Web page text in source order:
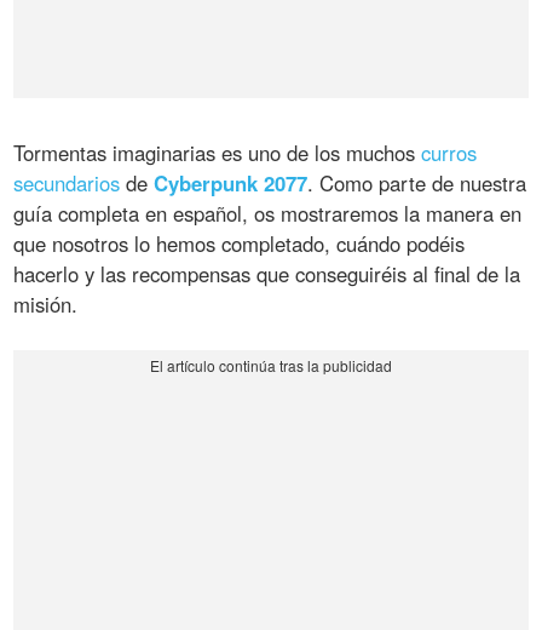
Tormentas imaginarias es uno de los muchoscurros
secundarios deCyberpunk 2077. Como parte de nuestra
guía completa en español, os mostraremos la manera en
que nosotros lo hemos completado, cuándo podéis
hacerlo y las recompensas que conseguiréis al final de la
misión.